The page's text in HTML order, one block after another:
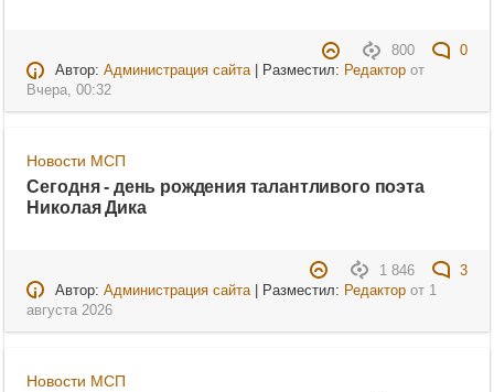
800
0
Автор: Администрация сайта| Разместил: Редакторот
Вчера, 00:32
Новости МСП
Сегодня - день рождения талантливого поэта
Николая Дика
1 846
3
Автор: Администрация сайта| Разместил: Редакторот 1
августа 2026
Новости МСП